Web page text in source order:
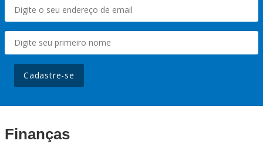
Cadastre-se
Finanças